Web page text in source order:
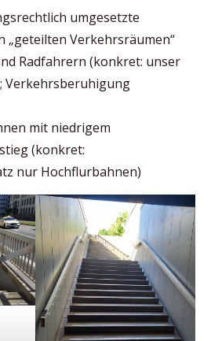
umgesetzte
Verkehrsräumen“
Radfahrern (konkret: unser
Verkehrsberuhigung
mit niedrigem
(konkret:
nur Hochflurbahnen)